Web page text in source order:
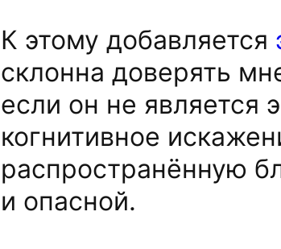
К этому добавляется
склонна доверять
если он не является
когнитивное
распространённую
и опасной.